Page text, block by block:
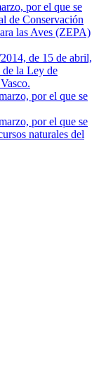
por el que se
de Conservación
las Aves (ZEPA)
de 15 de abril,
de la Ley de
por el que se
por el que se
naturales del